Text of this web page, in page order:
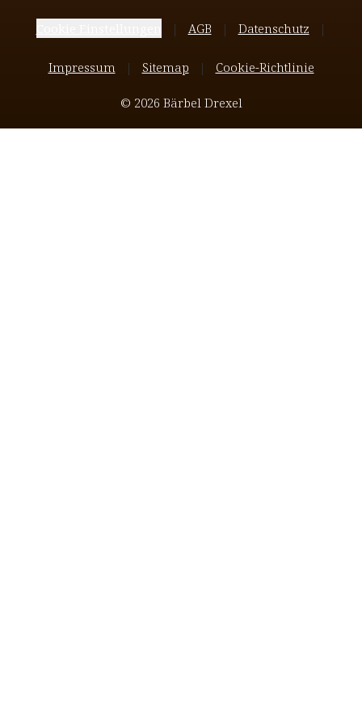
AGB Datenschutz
Impressum Sitemap Cookie-Richtlinie
© 2026 Bärbel Drexel